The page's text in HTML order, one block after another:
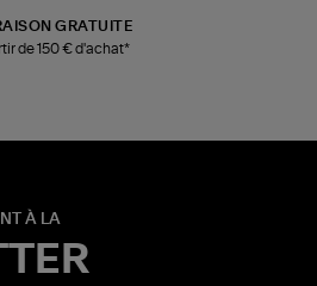
GRATUITE
de 150 € d'achat*
À LA